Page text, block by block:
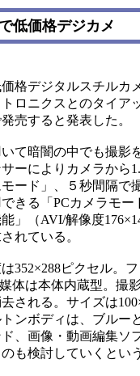
低価格デジカメ
格デジタルスチルカ
ロニクスとのタイア
売すると発表した。
て暗闇の中でも撮影
ーによりカメラから
ード」、５秒間隔で
きる「PCカメラモ
」（AVI/解像度
れている。
352×288ピクセル。
体は本体内蔵型。撮
される。サイズは
ンボディは、ブルー
、画像・動画編集ソ
も検討していくとい